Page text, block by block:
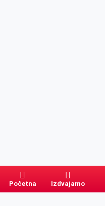
Početna Izdvajamo